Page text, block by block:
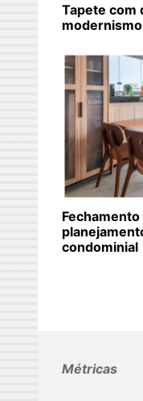
Tapete com
condominial
Métricas